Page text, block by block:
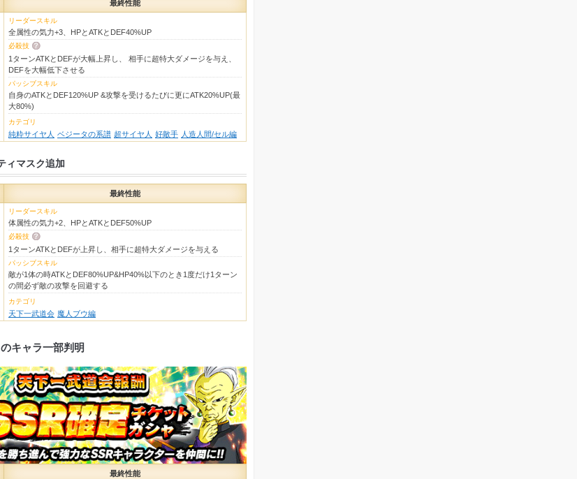
最終性能
リーダースキル
全属性の気力+3、HPとATKとDEF40%UP
必殺技
1ターンATKとDEFが大幅上昇し、 相手に超特大ダメージを与え、
DEFを大幅低下させる
パッシブスキル
自身のATKとDEF120%UP &攻撃を受けるたびに更にATK20%UP(最
大80%)
カテゴリ
純粋サイヤ人 ベジータの系譜 超サイヤ人 好敵手 人造人間/セル編
ィマスク追加
最終性能
リーダースキル
体属性の気力+2、HPとATKとDEF50%UP
必殺技
1ターンATKとDEFが上昇し、相手に超特大ダメージを与える
パッシブスキル
敵が1体の時ATKとDEF80%UP&HP40%以下のとき1度だけ1ターン
の間必ず敵の攻撃を回避する
カテゴリ
天下一武道会 魔人ブウ編
キャラ一部判明
最終性能